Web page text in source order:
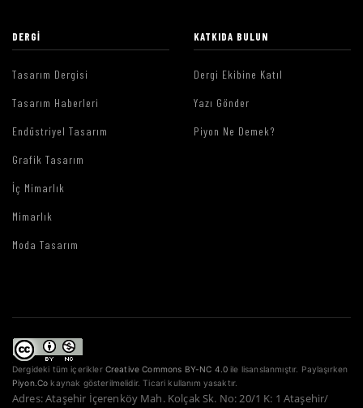
DERGI
Tasarım Dergisi
Tasarım Haberleri
Endüstriyel Tasarım
Grafik Tasarım
İç Mimarlık
Mimarlık
Moda Tasarım
KATKIDA BULUN
Dergi Ekibine Katıl
Yazı Gönder
Piyon Ne Demek?
Dergideki tüm içerikler Creative Commons BY-NC 4.0 ile lisanslanmıştır. Paylaşırken
Piyon.Co kaynak gösterilmelidir. Ticari kullanım yasaktır.
Adres: Ataşehir İçerenköy Mah. Kolçak Sk. No: 20/1 K: 1 Ataşehir/